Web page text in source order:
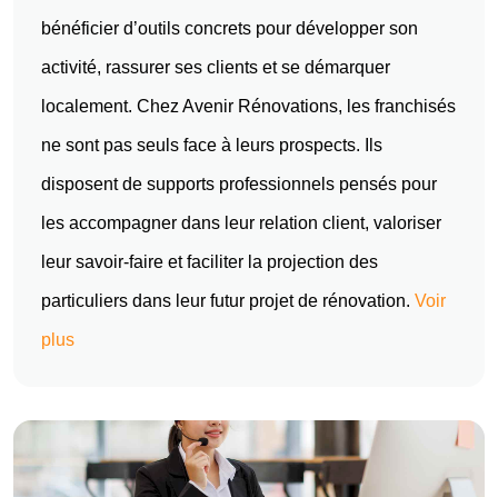
bénéficier d’outils concrets pour développer son
activité, rassurer ses clients et se démarquer
localement. Chez Avenir Rénovations, les franchisés
ne sont pas seuls face à leurs prospects. Ils
disposent de supports professionnels pensés pour
les accompagner dans leur relation client, valoriser
leur savoir-faire et faciliter la projection des
particuliers dans leur futur projet de rénovation. Voir
plus